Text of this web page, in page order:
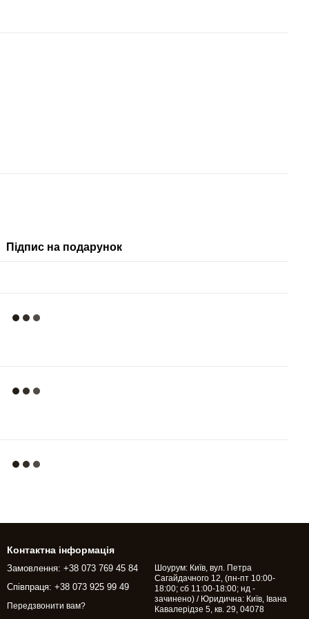
Підпис на подарунок
Контактна інформація
Замовлення: +38 073 769 45 84
Співпраця: +38 073 925 99 49
Передзвонити вам?
Шоурум: Київ, вул. Петра
Сагайдачного 12, (пн-пт 10:00-
18:00; сб 11:00-18:00; нд -
зачинено) / Юридична: Київ, Івана
Кавалерідзе 5, кв. 29, 04078